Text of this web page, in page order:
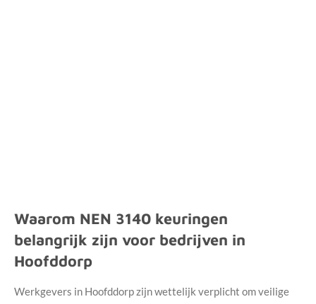
Waarom NEN 3140 keuringen
belangrijk zijn voor bedrijven in
Hoofddorp
Werkgevers in Hoofddorp zijn wettelijk verplicht om veilige